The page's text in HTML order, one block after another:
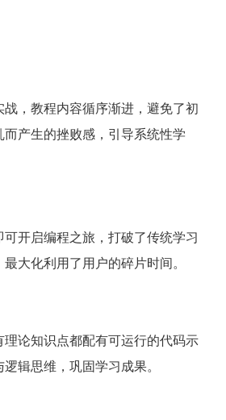
战，教程内容循序渐进，避免了初
产生的挫败感，引导系统性学
开启编程之旅，打破了传统学习
大化利用了用户的碎片时间。
论知识点都配有可运行的代码示
辑思维，巩固学习成果。